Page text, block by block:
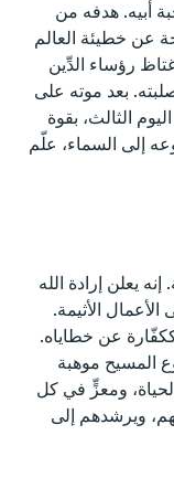
أبيه. هدفه من
عن خطيئة العالم
رؤساء الدِّين
بعد موته على
الثالث، بقوة
إلى السماء، علّم
يعلن إرادة الله
الأثيمة.
عن خطاياه.
المسيح موهبة
ومعزٍّ في كل
ويرشدهم إلى